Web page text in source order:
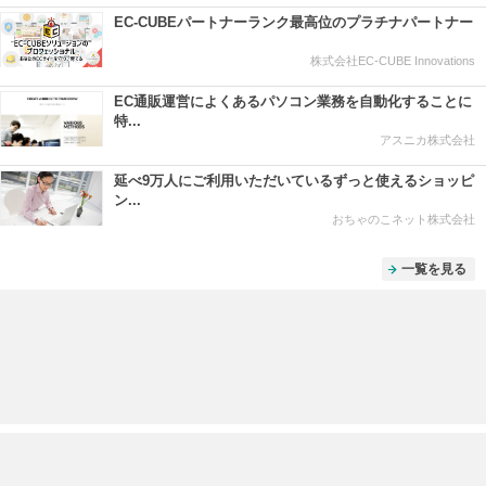
EC-CUBEパートナーランク最高位のプラチナパートナー
株式会社EC-CUBE Innovations
EC通販運営によくあるパソコン業務を自動化することに
特...
アスニカ株式会社
延べ9万人にご利用いただいているずっと使えるショッピ
ン...
おちゃのこネット株式会社
一覧を見る